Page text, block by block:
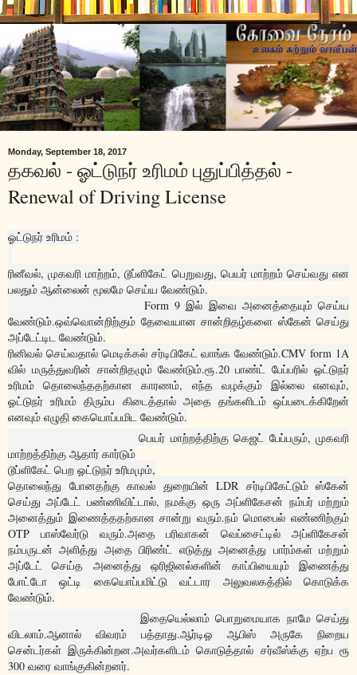
Monday, September 18, 2017
தகவல் - ஓட்டுநர் உரிமம் புதுப்பித்தல் -
Renewal of Driving License
ஓட்டுநர் உரிமம் :
ரினீவல், முகவரி மாற்றம், டூப்ளிகேட் பெறுவது, பெயர் மாற்றம் செய்வது என
பலதும் ஆன்லைன் மூலமே செய்ய வேண்டும்.
Form 9 இல் இவை அனைத்தையும் செய்ய
வேண்டும்.ஒவ்வொன்றிற்கும் தேவையான சான்றிதழ்களை ஸ்கேன் செய்து
அப்டேட்டிட வேண்டும்.
ரினிவல் செய்வதால் மெடிக்கல் சர்டிபிகேட் வாங்க வேண்டும்.CMV form 1A
வில் மருத்துவரின் சான்றிதழும் வேண்டும்.ரூ.20 பாண்ட் பேப்பரில் ஓட்டுநர்
உரிமம் தொலைந்ததற்கான காரணம், எந்த வழக்கும் இல்லை எனவும்,
ஓட்டுநர் உரிமம் திரும்ப கிடைத்தால் அதை தங்களிடம் ஒப்படைக்கிறேன்
எனவும் எழுதி கையொப்பமிட வேண்டும்.
பெயர் மாற்றத்திற்கு கெஜட் பேப்பரும், முகவரி
மாற்றத்திற்கு ஆதார் கார்டும்
டூப்ளிகேட் பெற ஓட்டுநர் உரிமமும்,
தொலைந்து போனதற்கு காவல் துறையின் LDR சர்டிபிகேட்டும் ஸ்கேன்
செய்து அப்டேட் பண்ணிவிட்டால், நமக்கு ஒரு அப்ளிகேசன் நம்பர் மற்றும்
அனைத்தும் இணைத்ததற்கான சான்று வரும்.நம் மொபைல் எண்ணிற்கும்
OTP பாஸ்வேர்டு வரும்.அதை பரிவாகன் வெப்சைட்டில் அப்ளிகேசன்
நம்பருடன் அளித்து அதை பிரிண்ட் எடுத்து அனைத்து பார்ம்கள் மற்றும்
அப்டேட் செய்த அனைத்து ஒரிஜினல்களின் காப்பியையும் இணைத்து
போட்டோ ஒட்டி கையொப்பமிட்டு வட்டார அலுவலகத்தில் கொடுக்க
வேண்டும்.
இதையெல்லாம் பொறுமையாக நாமே செய்து
விடலாம்.ஆனால் விவரம் பத்தாது.ஆர்டிஓ ஆபிஸ் அருகே நிறைய
சென்டர்கள் இருக்கின்றன.அவர்களிடம் கொடுத்தால் சர்வீஸ்க்கு ஏற்ப ரூ
300 வரை வாங்குகின்றனர்.